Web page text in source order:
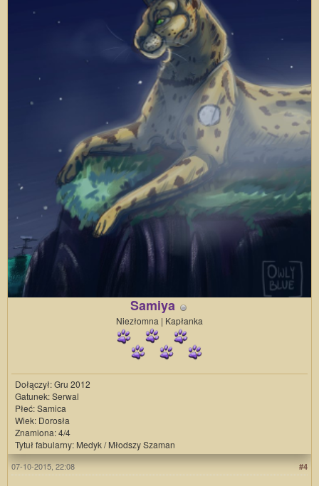
Samiya
Niezłomna | Kapłanka
Dołączył: Gru 2012
Gatunek: Serwal
Płeć: Samica
Wiek: Dorosła
Znamiona: 4/4
Tytuł fabularny: Medyk / Młodszy Szaman
#4
07-10-2015, 22:08